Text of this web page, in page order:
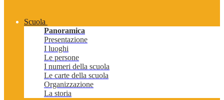
Scuola
Panoramica
Presentazione
I luoghi
Le persone
I numeri della scuola
Le carte della scuola
Organizzazione
La storia